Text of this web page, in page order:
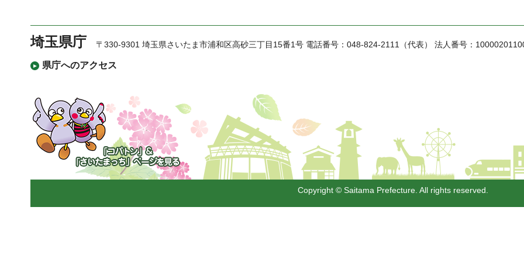
埼玉県庁
県庁へのアクセス
〒330-9301 埼玉県さいたま市浦和区高砂三丁目15番1号 電話番号：048-824-2111（代表） 法人番号：
「コバトン」&「さいた
まっち」
Copyright © Saitama Prefecture. All rights reserved.